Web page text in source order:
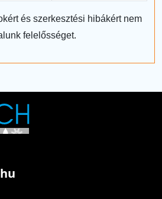
és szerkesztési hibákért nem
felelősséget.